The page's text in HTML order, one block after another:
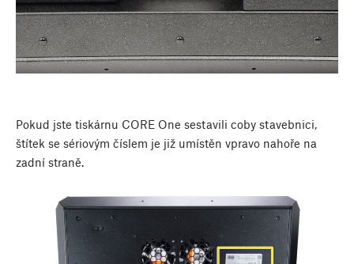
Pokud jste tiskárnu CORE One sestavili coby stavebnici,
štítek se sériovým číslem je již umístěn vpravo nahoře na
zadní straně.